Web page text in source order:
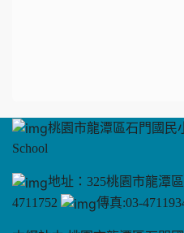
桃園市龍潭區石門國民
School
地址：325桃園市龍潭
4711752
傳真:03-